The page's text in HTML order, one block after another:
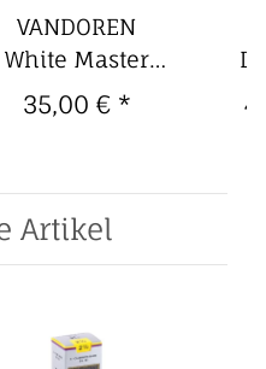
VANDOREN
White Master
deutsche Bb-
Klarinette-
(10er
Packung) 3,0
35,00 € *
Artikel